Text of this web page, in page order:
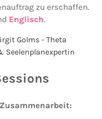
zu erschaffen.
Englisch.